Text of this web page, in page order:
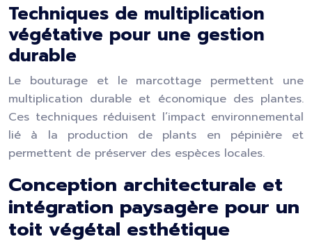
Techniques de multiplication
végétative pour une gestion
durable
Le bouturage et le marcottage permettent une
multiplication durable et économique des plantes.
Ces techniques réduisent l’impact environnemental
lié à la production de plants en pépinière et
permettent de préserver des espèces locales.
Conception architecturale et
intégration paysagère pour un
toit végétal esthétique